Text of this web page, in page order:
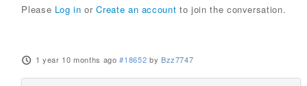
Please Log in orCreate an account to join the conversation.
1 year 10 months ago #18652 by Bzz7747